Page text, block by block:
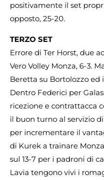
positivamente il set
opposto, 25-20.
TERZO SET
Errore di Ter Horst, due
Vero Volley Monza, 6-3.
Beretta su Bortolozzo ed
Dentro Federici per
ricezione e contrattacca
il buon turno al servizio
per incrementare il
di Kurek a trainare
sul 13-7 per i padroni di
Lavia tengono vivi i